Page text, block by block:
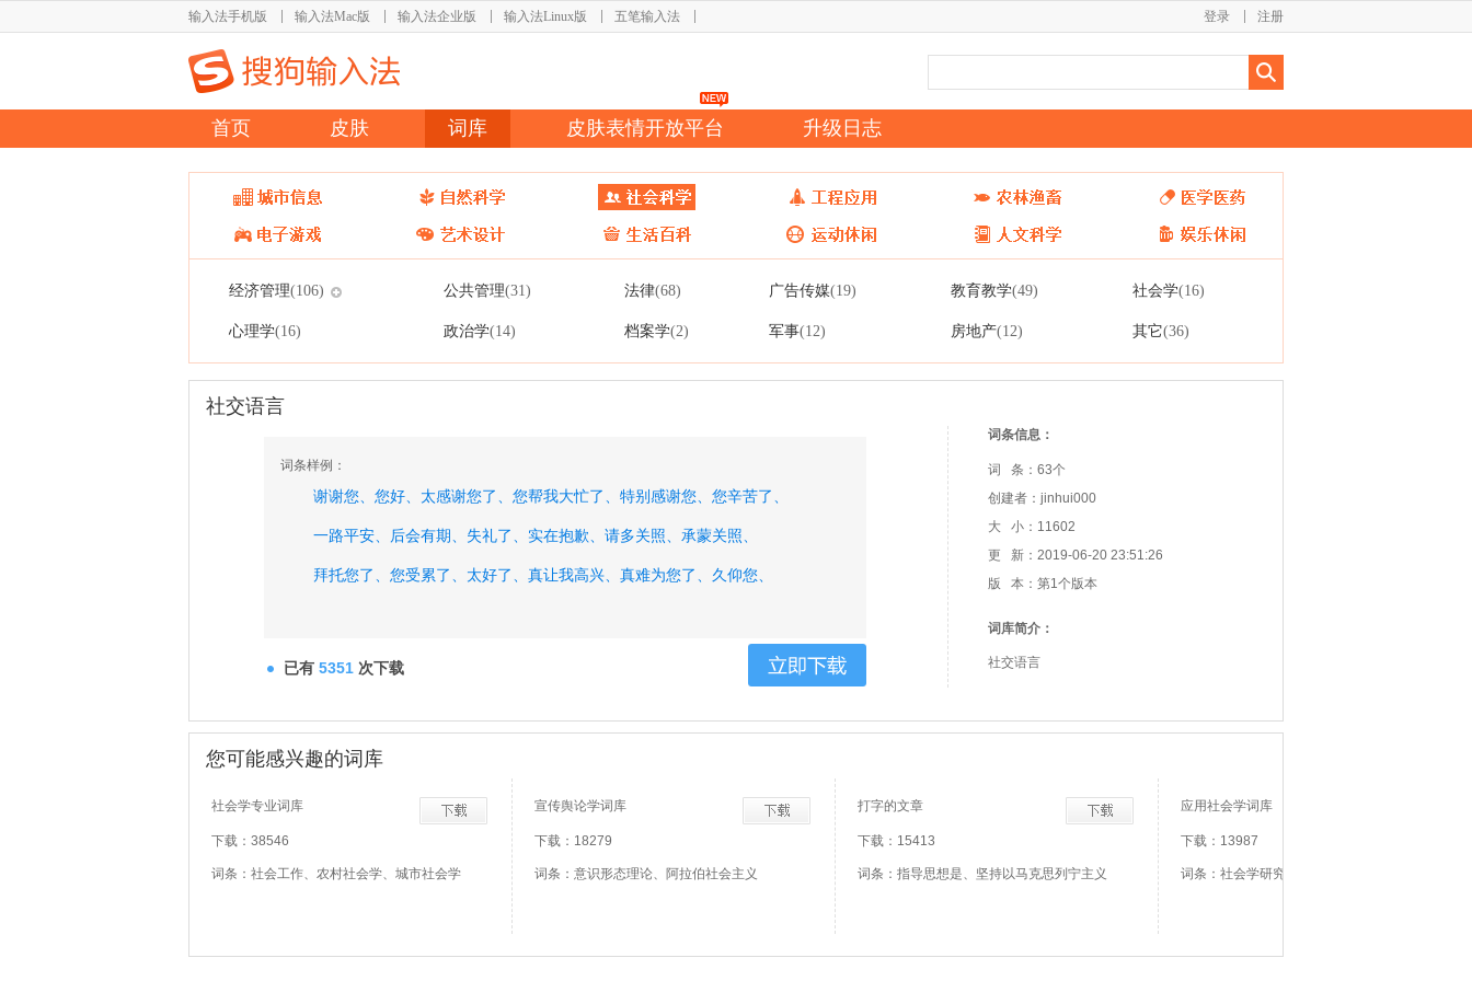
输入法手机版 输入法Mac版 输入法企业版 输入法Linux版 五笔输入法 注册
登录
首页 皮肤 词库 皮肤表情开放平台 升级日志
经济管理(106) 公共管理(31) 法律(68) 广告传媒(19) 教育教学(49) 社会学(16)
心理学(16) 政治学(14) 档案学(2) 军事(12) 房地产(12) 其它(36)
社交语言
词条样例：
谢谢您、 您好、 太感谢您了、 您帮我大忙了、 特别感谢您、 您辛苦了、
一路平安、 后会有期、 失礼了、 实在抱歉、 请多关照、 承蒙关照、
拜托您了、 您受累了、 太好了、 真让我高兴、 真难为您了、 久仰您、
已有 5351 次下载
词条信息：
词 条：63个
创建者：jinhui000
大 小：11602
更 新：2019-06-20 23:51:26
版 本：第1个版本
词库简介：
社交语言
您可能感兴趣的词库
社会学专业词库
下载：38546
词条：社会工作、农村社会学、城市社会学
宣传舆论学词库
下载：18279
词条：意识形态理论、阿拉伯社会主义
打字的文章
下载：15413
词条：指导思想是、坚持以马克思列宁主义
应用社会学词库
下载：13987
词条：社会学研究、暗含分析、报刊调查